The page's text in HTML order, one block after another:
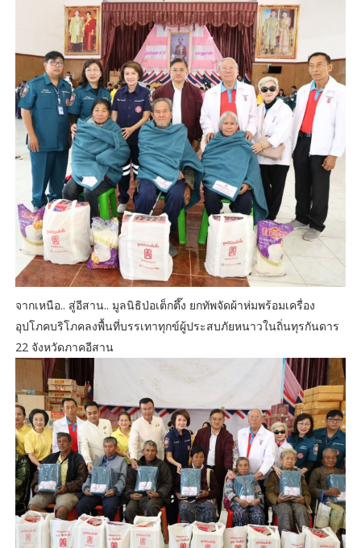
จากเหนือ.. สู่อีสาน.. มูลนิธิป่อเต็กตึ๊ง ยกทัพจัดผ้าห่มพร้อมเครื่อง
อุปโภคบริโภคลงพื้นที่บรรเทาทุกข์ผู้ประสบภัยหนาวในถิ่นทุรกันดาร
22 จังหวัดภาคอีสาน